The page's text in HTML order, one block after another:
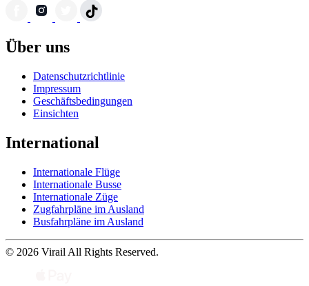
Über uns
Datenschutzrichtlinie
Impressum
Geschäftsbedingungen
Einsichten
International
Internationale Flüge
Internationale Busse
Internationale Züge
Zugfahrpläne im Ausland
Busfahrpläne im Ausland
© 2026 Virail All Rights Reserved.